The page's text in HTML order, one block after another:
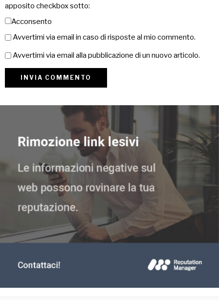
apposito checkbox sotto:
Acconsento
Avvertimi via email in caso di risposte al mio commento.
Avvertimi via email alla pubblicazione di un nuovo articolo.